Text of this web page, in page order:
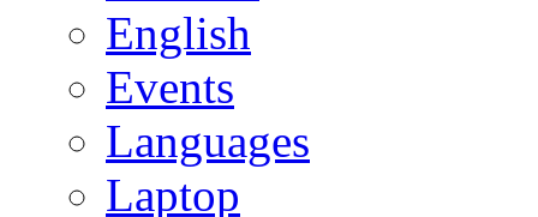
English
Events
Languages
Laptop